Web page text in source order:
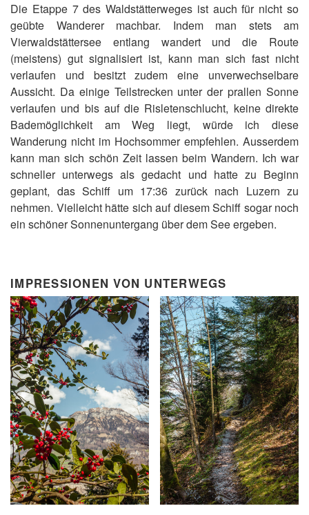
Die Etappe 7 des Waldstätterweges ist auch für nicht so
geübte Wanderer machbar. Indem man stets am
Vierwaldstättersee entlang wandert und die Route
(meistens) gut signalisiert ist, kann man sich fast nicht
verlaufen und besitzt zudem eine unverwechselbare
Aussicht. Da einige Teilstrecken unter der prallen Sonne
verlaufen und bis auf die Risletenschlucht, keine direkte
Bademöglichkeit am Weg liegt, würde ich diese
Wanderung nicht im Hochsommer empfehlen. Ausserdem
kann man sich schön Zeit lassen beim Wandern. Ich war
schneller unterwegs als gedacht und hatte zu Beginn
geplant, das Schiff um 17:36 zurück nach Luzern zu
nehmen. Vielleicht hätte sich auf diesem Schiff sogar noch
ein schöner Sonnenuntergang über dem See ergeben.
IMPRESSIONEN VON UNTERWEGS